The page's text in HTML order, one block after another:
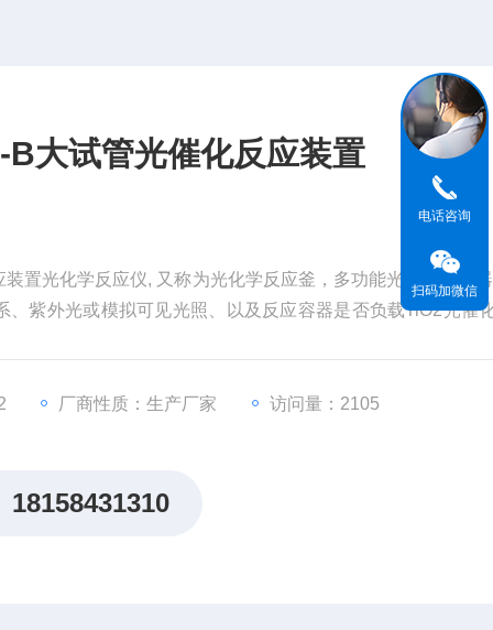
大试管光催化反应装置
置光化学反应仪, 又称为光化学反应釜，多功能光化学反应
、紫外光或模拟可见光照、以及反应容器是否负载TiO2光催
厂商性质：生产厂家 访问量：2105
18158431310
电话咨询
扫码加微信